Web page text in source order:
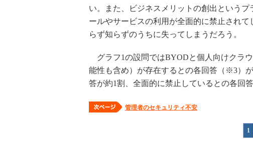
い。また、ビジネスメリットの創出という
ールやサービスの利用が全面的に禁止され
らず知らずのうちに失ってしまうだろう。
グラフ1の設問ではBYODと個人向けクラ
能性も含め）が存在するとの各回答（※3）
答が約1割、全面的に禁止しているとの各回
管理者のセキュリティ不安
1